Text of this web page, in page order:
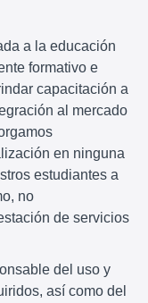
a la educación
formativo e
capacitación a
al mercado
en ninguna
estudiantes a
no
de servicios
del uso y
así como del